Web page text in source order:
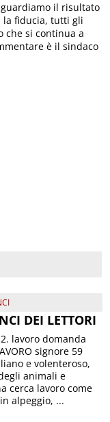
il risultato
la fiducia, tutti gli
che si continua a
è il sindaco
DEI LETTORI
2. lavoro domanda
signore 59
e volenteroso,
animali e
cerca lavoro come
alpeggio, ...